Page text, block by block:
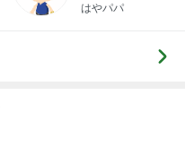
はやパパ